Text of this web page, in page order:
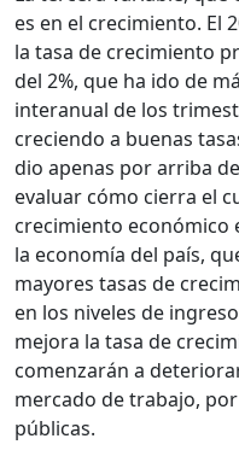
es en el crecimiento. El
la tasa de crecimiento
del 2%, que ha ido de
interanual de los
creciendo a buenas
dio apenas por arriba
evaluar cómo cierra el
crecimiento económico
la economía del país,
mayores tasas de
en los niveles de
mejora la tasa de
comenzarán a
mercado de trabajo,
públicas.